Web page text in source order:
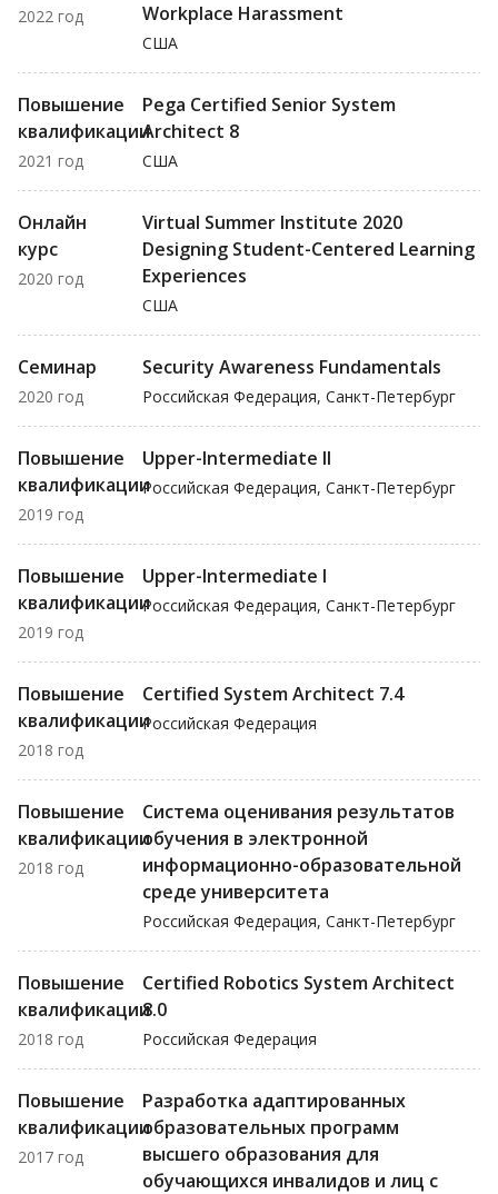
2022 год
Workplace Harassment
США
Повышение
квалификации
2021 год
Pega Certified Senior System
Architect 8
США
Онлайн
курс
2020 год
Virtual Summer Institute 2020
Designing Student-Centered Learning
Experiences
США
Семинар
2020 год
Security Awareness Fundamentals
Российская Федерация, Санкт-Петербург
Повышение
квалификации
2019 год
Upper-Intermediate II
Российская Федерация, Санкт-Петербург
Повышение
квалификации
2019 год
Upper-Intermediate I
Российская Федерация, Санкт-Петербург
Повышение
квалификации
2018 год
Certified System Architect 7.4
Российская Федерация
Повышение
квалификации
2018 год
Система оценивания результатов
обучения в электронной
информационно-образовательной
среде университета
Российская Федерация, Санкт-Петербург
Повышение
квалификации
2018 год
Certified Robotics System Architect
8.0
Российская Федерация
Повышение
квалификации
2017 год
Разработка адаптированных
образовательных программ
высшего образования для
обучающихся инвалидов и лиц с